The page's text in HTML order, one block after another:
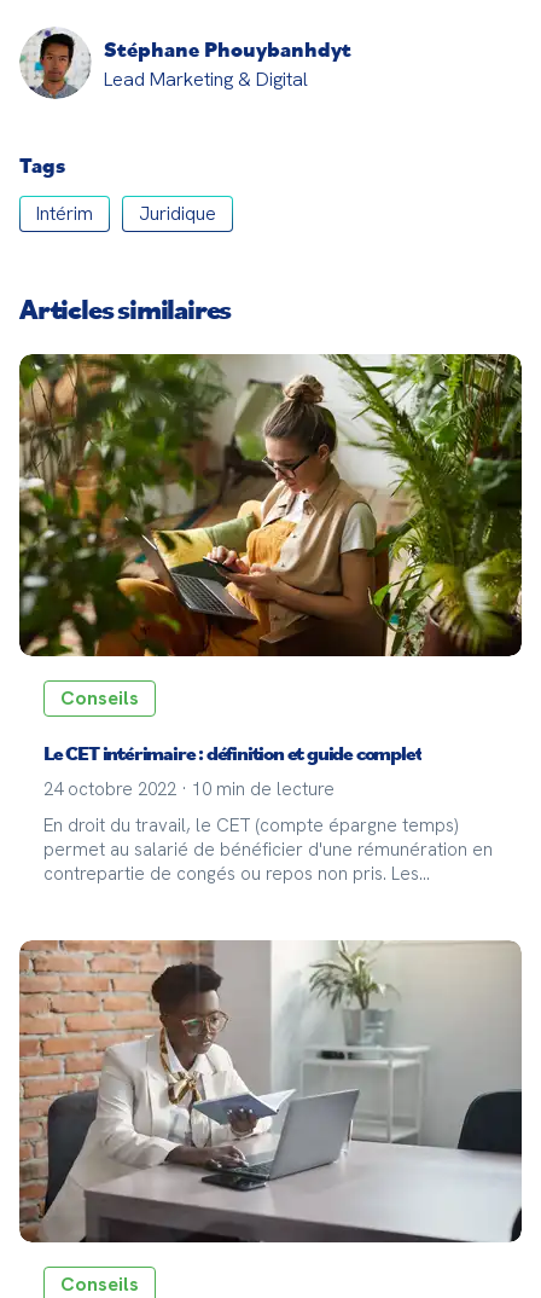
Stéphane Phouybanhdyt
Lead Marketing & Digital
Tags
Intérim Juridique
Articles similaires
Conseils
Le CET intérimaire : définition et guide complet
24 octobre 2022 · 10 min de lecture
En droit du travail, le CET (compte épargne temps)
permet au salarié de bénéficier d'une rémunération en
contrepartie de congés ou repos non pris. Les
Conseils